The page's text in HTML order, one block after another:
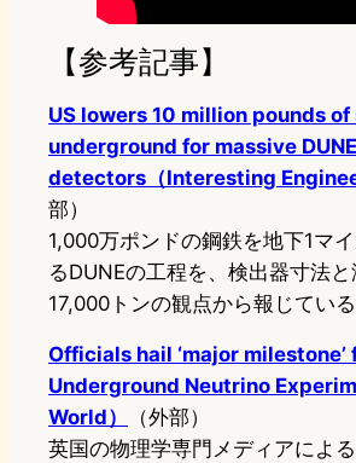
【参考記事】
US lowers 10 million pounds
underground for massive DUNE
detectors（Interesting
部）
1,000万ポンドの鋼鉄を地下1マ
るDUNEの工程を、検出器寸法
17,000トンの観点から報じている
Officials hail ‘major milestone’
Underground Neutrino
World）
（外部）
英国の物理学専門メディアによる